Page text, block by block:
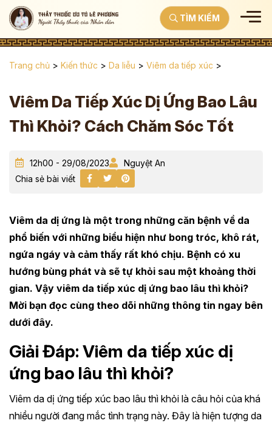
TÌM KIẾM
Trang chủ > Kiến thức > Da liễu > Viêm da tiếp xúc >
Viêm Da Tiếp Xúc Dị Ứng Bao Lâu
Thì Khỏi? Cách Chăm Sóc Tốt
12h00 - 29/08/2023
Nguyệt An
Chia sẻ bài viết
Viêm da dị ứng là một trong những căn bệnh về da
phổ biến với những biểu hiện như bong tróc, khô rát,
ngứa ngáy và cảm thấy rất khó chịu. Bệnh có xu
hướng bùng phát và sẽ tự khỏi sau một khoảng thời
gian. Vậy viêm da tiếp xúc dị ứng bao lâu thì khỏi?
Mời bạn đọc cùng theo dõi những thông tin ngay bên
dưới đây.
Giải Đáp: Viêm da tiếp xúc dị
ứng bao lâu thì khỏi?
Viêm da dị ứng tiếp xúc bao lâu thì khỏi là câu hỏi của khá
nhiều người đang mắc tình trạng này. Đây là hiện tượng da